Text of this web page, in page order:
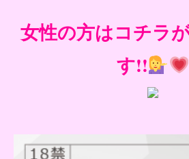
女性の方はコチラ
す!!